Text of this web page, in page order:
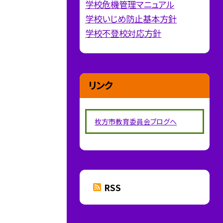
学校危機管理マニュアル
学校いじめ防止基本方針
学校不登校対応方針
リンク
枚方市教育委員会ブログへ
RSS